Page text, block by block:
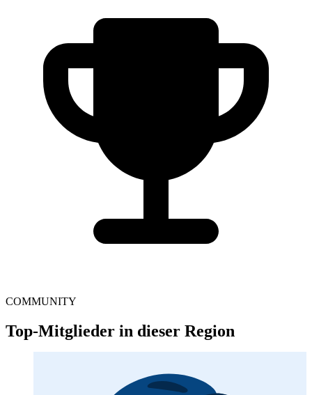
COMMUNITY
Top-Mitglieder in dieser Region